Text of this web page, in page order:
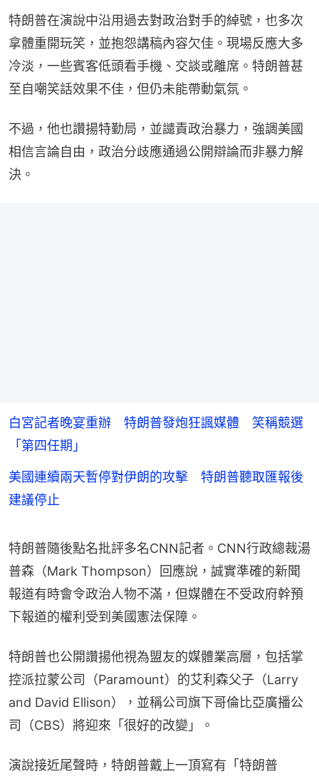
特朗普在演說中沿用過去對政治對手的綽號，也多次
拿體重開玩笑，並抱怨講稿內容欠佳。現場反應大多
冷淡，一些賓客低頭看手機、交談或離席。特朗普甚
至自嘲笑話效果不佳，但仍未能帶動氣氛。
不過，他也讚揚特勤局，並譴責政治暴力，強調美國
相信言論自由，政治分歧應通過公開辯論而非暴力解
決。
白宮記者晚宴重辦 特朗普發炮狂諷媒體 笑稱競選
「第四任期」
美國連續兩天暫停對伊朗的攻擊 特朗普聽取匯報後
建議停止
特朗普隨後點名批評多名CNN記者。CNN行政總裁湯
普森（Mark Thompson）回應說，誠實準確的新聞
報道有時會令政治人物不滿，但媒體在不受政府幹預
下報道的權利受到美國憲法保障。
特朗普也公開讚揚他視為盟友的媒體業高層，包括掌
控派拉蒙公司（Paramount）的艾利森父子（Larry
and David Ellison），並稱公司旗下哥倫比亞廣播公
司（CBS）將迎來「很好的改變」。
演說接近尾聲時，特朗普戴上一頂寫有「特朗普